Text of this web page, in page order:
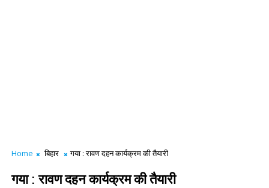
Home बिहार गया : रावण दहन कार्यक्रम की तैयारी
गया : रावण दहन कार्यक्रम की तैयारी